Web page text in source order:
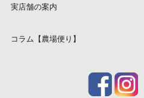
実店舗の案内
コラム【農場便り】